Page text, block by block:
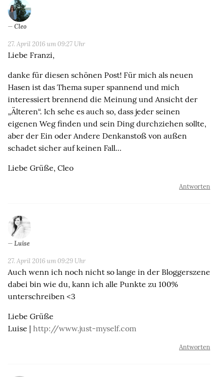
Cleo
27. April 2016 um 09:27 Uhr
Liebe Franzi,
danke für diesen schönen Post! Für mich als neuen
Hasen ist das Thema super spannend und mich
interessiert brennend die Meinung und Ansicht der
„Älteren“. Ich sehe es auch so, dass jeder seinen
eigenen Weg finden und sein Ding durchziehen sollte,
aber der Ein oder Andere Denkanstoß von außen
schadet sicher auf keinen Fall…
Liebe Grüße, Cleo
Antworten
Luise
27. April 2016 um 09:29 Uhr
Auch wenn ich noch nicht so lange in der Bloggerszene
dabei bin wie du, kann ich alle Punkte zu 100%
unterschreiben <3
Liebe Grüße
Luise | http://www.just-myself.com
Antworten